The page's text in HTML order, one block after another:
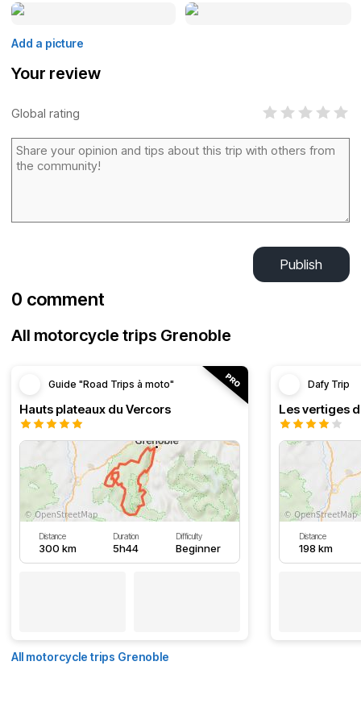
Add a picture
Your review
Global rating
Publish
0 comment
All motorcycle trips Grenoble
Guide "Road Trips à moto"
Hauts plateaux du Vercors
Distance
300 km
Duration
5h44
Difficulty
Beginner
Dafy Trip
Les vertiges
Distance
198 km
All motorcycle trips Grenoble